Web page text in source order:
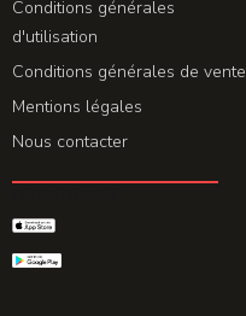
Conditions générales
d'utilisation
Conditions générales de vente
Mentions légales
Nous contacter